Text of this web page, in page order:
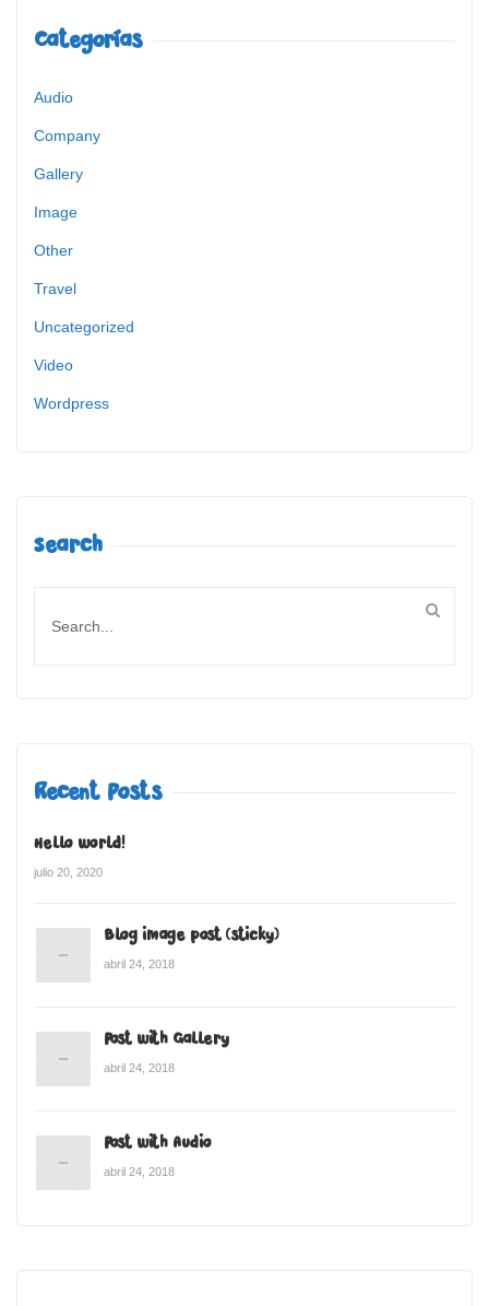
Categorías
Audio
Company
Gallery
Image
Other
Travel
Uncategorized
Video
Wordpress
Search
Recent Posts
Hello world!
julio 20, 2020
Blog image post (sticky)
abril 24, 2018
Post with Gallery
abril 24, 2018
Post with Audio
abril 24, 2018